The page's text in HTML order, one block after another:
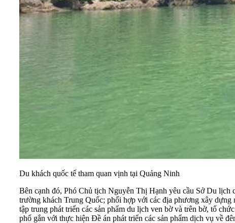
Du khách quốc tế tham quan vịnh tại Quảng Ninh
Bên cạnh đó, Phó Chủ tịch Nguyễn Thị Hạnh yêu cầu Sở Du
trường khách Trung Quốc; phối hợp với các địa phương xây
tập trung phát triển các sản phẩm du lịch ven bờ và trên bờ, tổ
phố gắn với thực hiện Đề án phát triển các sản phẩm dịch vụ về